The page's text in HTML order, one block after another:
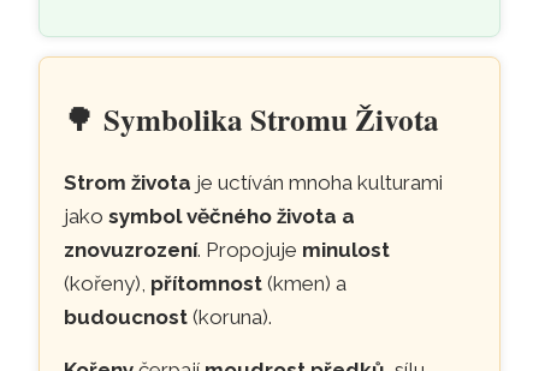
🌳Symbolika Stromu Života
Strom života je uctíván mnoha kulturami
jakosymbol věčného života a
znovuzrození. Propojuje minulost
(kořeny), přítomnost (kmen) a
budoucnost (koruna).